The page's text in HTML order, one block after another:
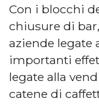
Con i blocchi
chiusure di
aziende legate
importanti
legate alla
catene di